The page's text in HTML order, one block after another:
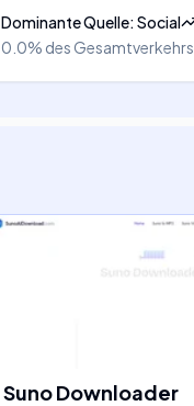
Dominante Quelle:Social
0.0% des Gesamtverkehrs
Suno Downloader